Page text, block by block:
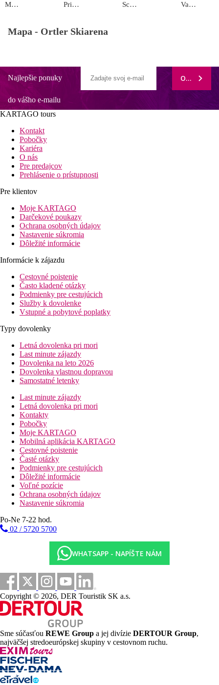
Martello
Prissiano
Schluderns
Val Senales
Mapa - Ortler Skiarena
Najlepšie ponuky
do vášho e-mailu
ODOBERAŤ
KARTAGO tours
Kontakt
Pobočky
Kariéra
O nás
Pre predajcov
Prehlásenie o prístupnosti
Pre klientov
Moje KARTAGO
Darčekové poukazy
Ochrana osobných údajov
Nastavenie súkromia
Dôležité informácie
Informácie k zájazdu
Cestovné poistenie
Často kladené otázky
Podmienky pre cestujúcich
Služby k dovolenke
Vstupné a pobytové poplatky
Typy dovolenky
Letná dovolenka pri mori
Last minute zájazdy
Dovolenka na leto 2026
Dovolenka vlastnou dopravou
Samostatné letenky
Last minute zájazdy
Letná dovolenka pri mori
Kontakty
Pobočky
Moje KARTAGO
Mobilná aplikácia KARTAGO
Cestovné poistenie
Časté otázky
Podmienky pre cestujúcich
Dôležité informácie
Voľné pozície
Ochrana osobných údajov
Nastavenie súkromia
Po-Ne 7-22 hod.
02 / 5720 5700
WHATSAPP - NAPÍŠTE NÁM
Copyright © 2026, DER Touristik SK a.s.
Sme súčasťou REWE Group a jej divízie DERTOUR Group,
najväčšej stredoeurópskej skupiny v cestovnom ruchu.